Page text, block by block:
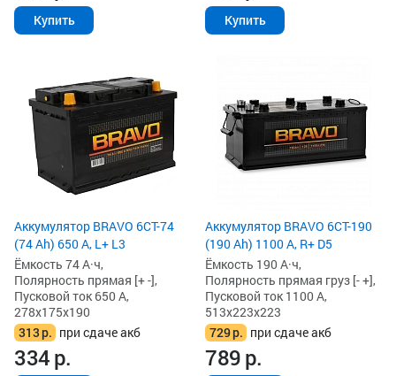
Купить Купить
Аккумулятор BRAVO 6CT-74
(74 Ah) 650 А, L+ L3
Ёмкость 74 А·ч,
Полярность прямая [+ -],
Пусковой ток 650 А,
278x175x190
313р. при сдаче акб
334р.
Аккумулятор BRAVO 6CT-190
(190 Ah) 1100 А, R+ D5
Ёмкость 190 А·ч,
Полярность прямая груз [- +],
Пусковой ток 1100 А,
513x223x223
729р. при сдаче акб
789р.